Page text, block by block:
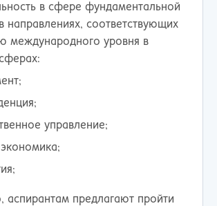
в сфере фундаментальной
направлениях, соответствующих
международного уровня в
управление;
аспирантам предлагают пройти